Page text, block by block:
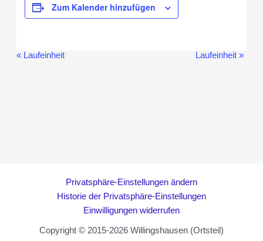
Zum Kalender hinzufügen
Veranstaltung-
«Laufeinheit Laufeinheit»
Privatsphäre-Einstellungen ändern
Historie der Privatsphäre-Einstellungen
Einwilligungen widerrufen
Copyright © 2015-2026 Willingshausen (Ortsteil)